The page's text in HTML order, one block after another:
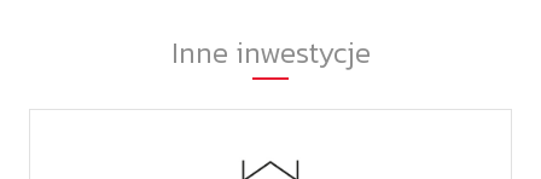
Inne inwestycje